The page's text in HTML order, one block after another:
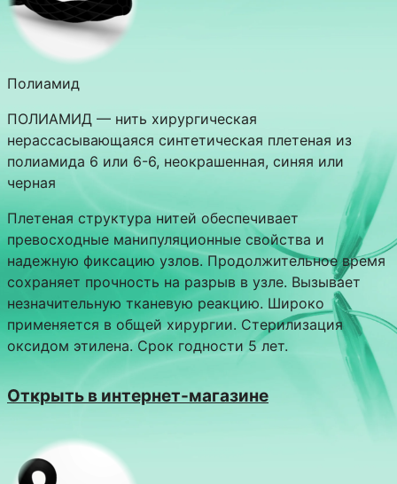
Полиамид
ПОЛИАМИД — нить хирургическая
нерассасывающаяся синтетическая плетеная из
полиамида 6 или 6-6, неокрашенная, синяя или
черная
Плетеная структура нитей обеспечивает
превосходные манипуляционные свойства и
надежную фиксацию узлов. Продолжительное время
сохраняет прочность на разрыв в узле. Вызывает
незначительную тканевую реакцию. Широко
применяется в общей хирургии. Стерилизация
оксидом этилена. Срок годности 5 лет.
Открыть в интернет-магазине